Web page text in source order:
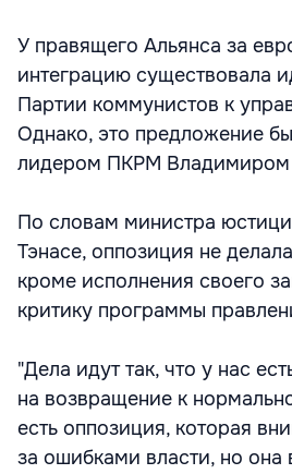
У правящего Альянса за
интеграцию существовала
Партии коммунистов к
Однако, это предложение
лидером ПКРМ
По словам министра
Тэнасе, оппозиция не
кроме исполнения своего
критику программы
"Дела идут так, что у нас
на возвращение к
есть оппозиция, которая
за ошибками власти, но она